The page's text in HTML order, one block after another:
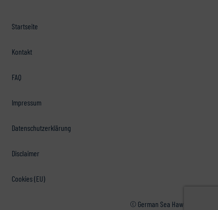
Startseite
Kontakt
FAQ
Impressum
Datenschutzerklärung
Disclaimer
Cookies (EU)
© German Sea Hawkers e.V.